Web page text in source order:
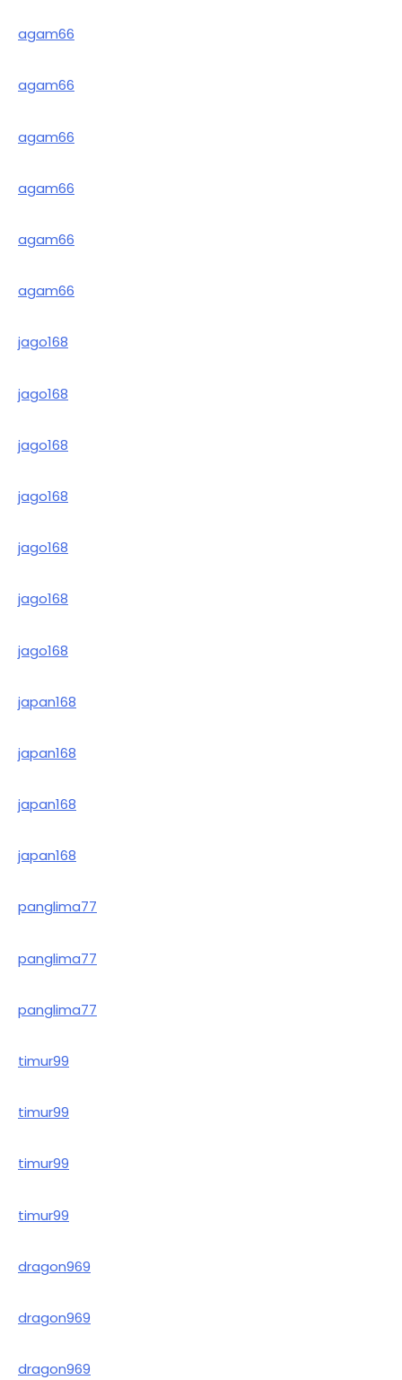
agam66
agam66
agam66
agam66
agam66
agam66
jago168
jago168
jago168
jago168
jago168
jago168
jago168
japan168
japan168
japan168
japan168
panglima77
panglima77
panglima77
timur99
timur99
timur99
timur99
dragon969
dragon969
dragon969